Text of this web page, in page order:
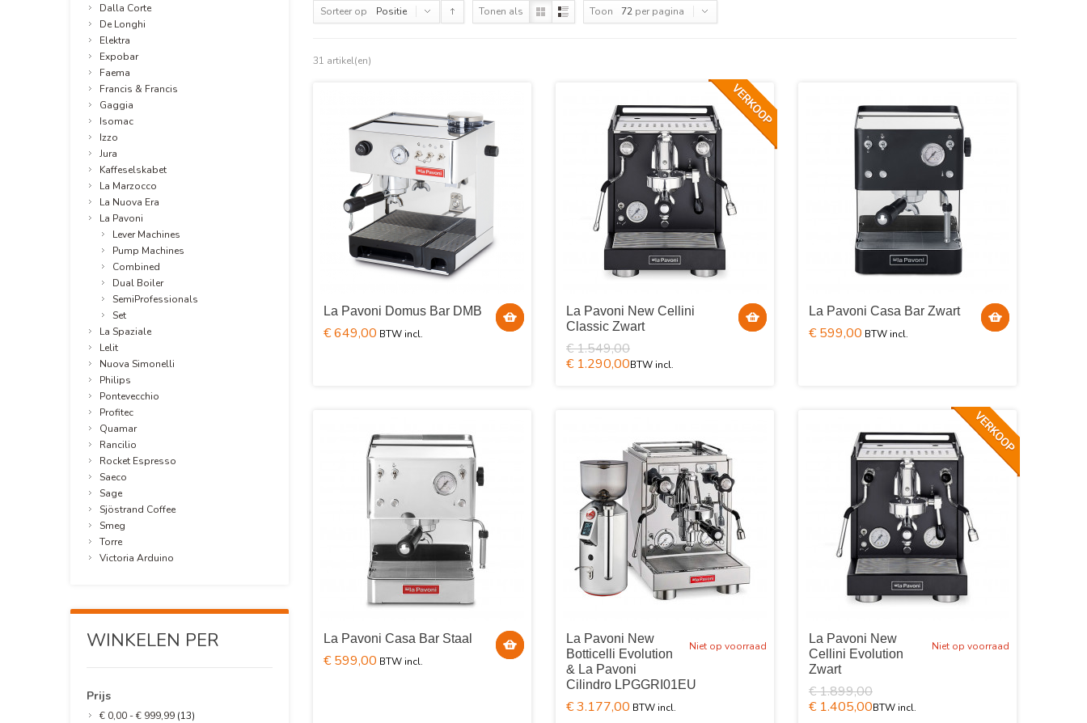
Sorteer op Positie Tonen als Toon 72 per pagina
31 artikel(en)
La Pavoni Domus Bar DMB
€ 649,00
La Pavoni New Cellini
Classic Zwart
€ 1.549,00
€ 1.290,00
La Pavoni Casa Bar Zwart
€ 599,00
La Pavoni Casa Bar Staal
€ 599,00
Niet op voorraad
La Pavoni New
Botticelli Evolution
& La Pavoni
Cilindro LPGGRI01EU
€ 3.177,00
Niet op voorraad
La Pavoni New
Cellini Evolution
Zwart
€ 1.899,00
€ 1.405,00
Dalla Corte
De Longhi
Elektra
Expobar
Faema
Francis & Francis
Gaggia
Isomac
Izzo
Jura
Kaffeselskabet
La Marzocco
La Nuova Era
La Pavoni
Lever Machines
Pump Machines
Combined
Dual Boiler
SemiProfessionals
Set
La Spaziale
Lelit
Nuova Simonelli
Philips
Pontevecchio
Profitec
Quamar
Rancilio
Rocket Espresso
Saeco
Sage
Sjöstrand Coffee
Smeg
Torre
Victoria Arduino
WINKELEN PER
Prijs
€ 0,00 -€ 999,99 (13)